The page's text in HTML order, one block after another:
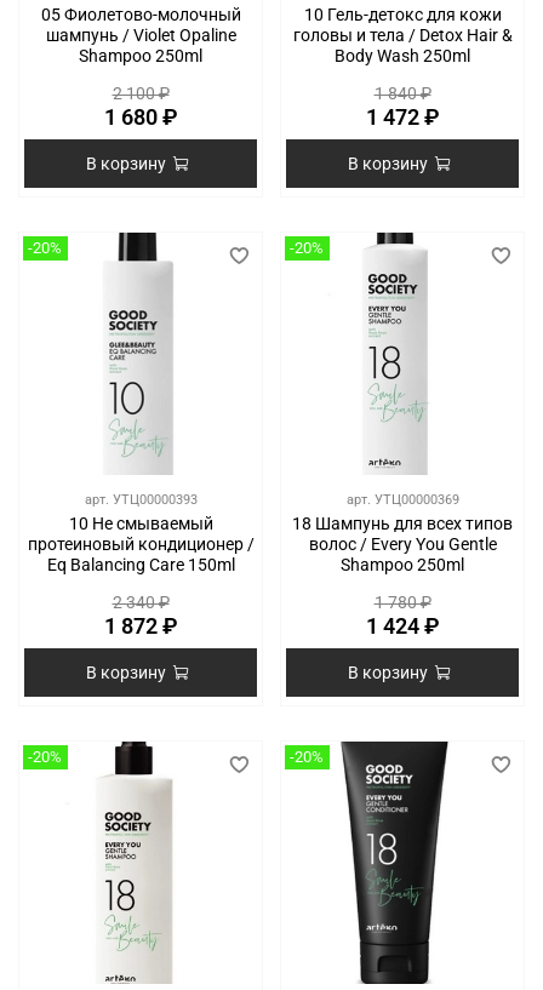
05 Фиолетово-молочный
шампунь / Violet Opaline
Shampoo 250ml
2 100 ₽
1 680 ₽
В корзину
10 Гель-детокс для кожи
головы и тела / Detox Hair &
Body Wash 250ml
1 840 ₽
1 472 ₽
В корзину
-20%
арт. УТЦ00000393
10 Не смываемый
протеиновый кондиционер /
Eq Balancing Care 150ml
2 340 ₽
1 872 ₽
В корзину
-20%
арт. УТЦ00000369
18 Шампунь для всех типов
волос / Every You Gentle
Shampoo 250ml
1 780 ₽
1 424 ₽
В корзину
-20% -20%